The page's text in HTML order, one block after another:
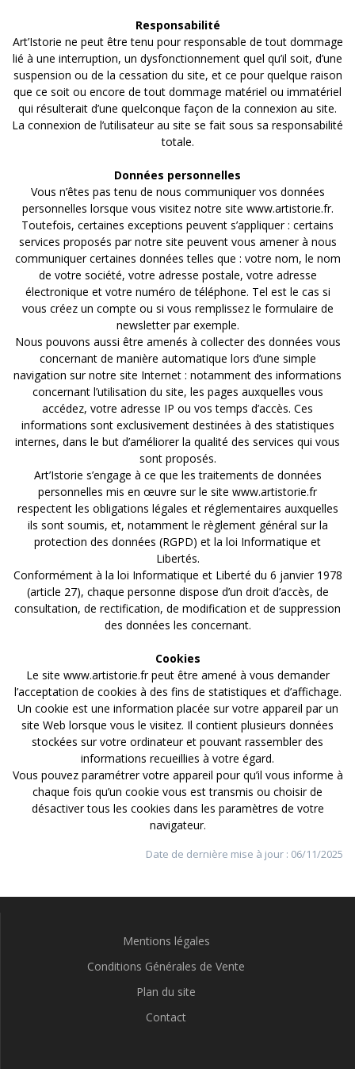
Responsabilité
Art’Istorie ne peut être tenu pour responsable de tout dommage
lié à une interruption, un dysfonctionnement quel qu’il soit, d’une
suspension ou de la cessation du site, et ce pour quelque raison
que ce soit ou encore de tout dommage matériel ou immatériel
qui résulterait d’une quelconque façon de la connexion au site.
La connexion de l’utilisateur au site se fait sous sa responsabilité
totale.
Données personnelles
Vous n’êtes pas tenu de nous communiquer vos données
personnelles lorsque vous visitez notre site www.artistorie.fr.
Toutefois, certaines exceptions peuvent s’appliquer : certains
services proposés par notre site peuvent vous amener à nous
communiquer certaines données telles que : votre nom, le nom
de votre société, votre adresse postale, votre adresse
électronique et votre numéro de téléphone. Tel est le cas si
vous créez un compte ou si vous remplissez le formulaire de
newsletter par exemple.
Nous pouvons aussi être amenés à collecter des données vous
concernant de manière automatique lors d’une simple
navigation sur notre site Internet : notamment des informations
concernant l’utilisation du site, les pages auxquelles vous
accédez, votre adresse IP ou vos temps d’accès. Ces
informations sont exclusivement destinées à des statistiques
internes, dans le but d’améliorer la qualité des services qui vous
sont proposés.
Art’Istorie s’engage à ce que les traitements de données
personnelles mis en œuvre sur le site www.artistorie.fr
respectent les obligations légales et réglementaires auxquelles
ils sont soumis, et, notamment le règlement général sur la
protection des données (RGPD) et la loi Informatique et
Libertés.
Conformément à la loi Informatique et Liberté du 6 janvier 1978
(article 27), chaque personne dispose d’un droit d’accès, de
consultation, de rectification, de modification et de suppression
des données les concernant.
Cookies
Le site www.artistorie.fr peut être amené à vous demander
l’acceptation de cookies à des fins de statistiques et d’affichage.
Un cookie est une information placée sur votre appareil par un
site Web lorsque vous le visitez. Il contient plusieurs données
stockées sur votre ordinateur et pouvant rassembler des
informations recueillies à votre égard.
Vous pouvez paramétrer votre appareil pour qu’il vous informe à
chaque fois qu’un cookie vous est transmis ou choisir de
désactiver tous les cookies dans les paramètres de votre
navigateur.
Date de dernière mise à jour : 06/11/2025
Mentions légales
Conditions Générales de Vente
Plan du site
Contact